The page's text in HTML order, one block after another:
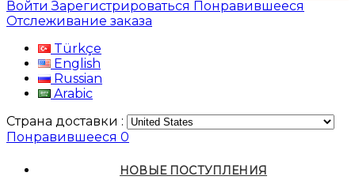
ВойтиЗарегистрироваться Понравившееся
Отслеживание заказа
Türkçe
English
Russian
Arabic
Страна доставки :
Понравившееся 0
НОВЫЕ ПОСТУПЛЕНИЯ